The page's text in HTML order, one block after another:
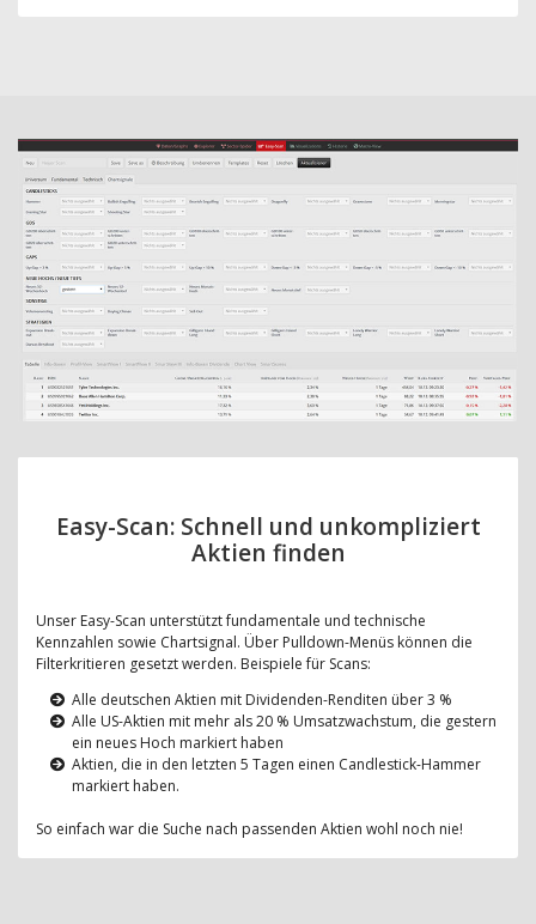
Easy-Scan: Schnell und unkompliziert
Aktien finden
Unser Easy-Scan unterstützt fundamentale und technische
Kennzahlen sowie Chartsignal. Über Pulldown-Menüs können die
Filterkritieren gesetzt werden. Beispiele für Scans:
Alle deutschen Aktien mit Dividenden-Renditen über 3 %
Alle US-Aktien mit mehr als 20 % Umsatzwachstum, die gestern
ein neues Hoch markiert haben
Aktien, die in den letzten 5 Tagen einen Candlestick-Hammer
markiert haben.
So einfach war die Suche nach passenden Aktien wohl noch nie!